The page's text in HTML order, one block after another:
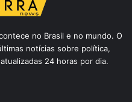
no Brasil e no mundo. O
notícias sobre política,
24 horas por dia.